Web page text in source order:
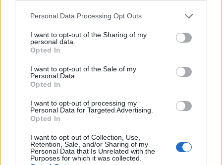
Please note that this website/app uses one or more Google
not limited to your visit or usage behaviour. You may click to
grant or deny consent to Google and its third-party tags to
use your data for below specified purposes in below Google
consent section.
Personal Data Processing Opt Outs
I want to opt-out of the Sharing of my
personal data.
Opted In
I want to opt-out of the Sale of my
Personal Data.
Opted In
I want to opt-out of processing my
Personal Data for Targeted Advertising.
Opted In
I want to opt-out of Collection, Use,
Retention, Sale, and/or Sharing of my
Personal Data that Is Unrelated with the
Purposes for which it was collected.
in forma migliore. Ho sofferto anche di vari
continuità nel corso di un intero anno. Questo è
il primo anno in cui riesco a godere di una certa
stabilità.
Le giovani del settore giovanile di Zubieta
stanno emergendo con grande forza. Giocatrici
come Apari e Guridi stanno portando un nuovo
Credo che la strada per arrivare in alto sia
sempre più ardua, con requisiti crescenti e un